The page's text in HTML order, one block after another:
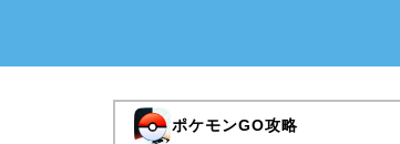
ポケモンGO攻略